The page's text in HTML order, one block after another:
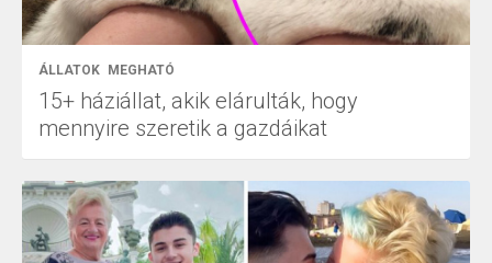
ÁLLATOK MEGHATÓ
15+ háziállat, akik elárulták, hogy
mennyire szeretik a gazdáikat